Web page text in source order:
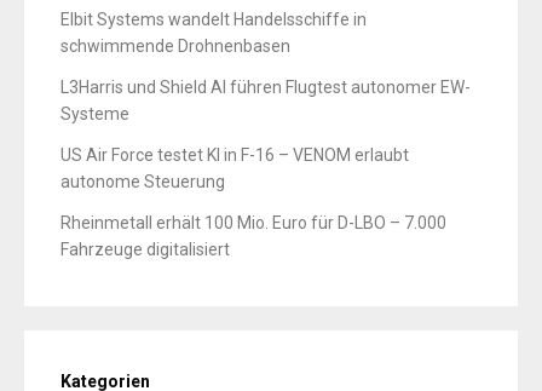
Elbit Systems wandelt Handelsschiffe in
schwimmende Drohnenbasen
L3Harris und Shield AI führen Flugtest autonomer EW-
Systeme
US Air Force testet KI in F-16 – VENOM erlaubt
autonome Steuerung
Rheinmetall erhält 100 Mio. Euro für D-LBO – 7.000
Fahrzeuge digitalisiert
Kategorien